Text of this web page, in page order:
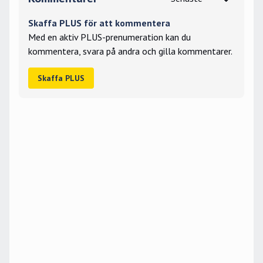
Skaffa PLUS för att kommentera
Med en aktiv PLUS-prenumeration kan du
kommentera, svara på andra och gilla kommentarer.
Skaffa PLUS